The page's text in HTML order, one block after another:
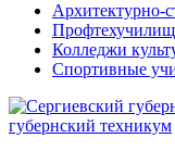
Архитектурно-
Колледжи
Спортивные
губернский техникум